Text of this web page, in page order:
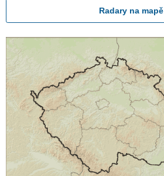
Radary na mapě